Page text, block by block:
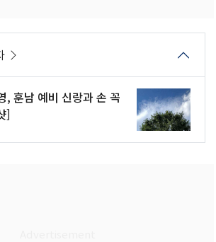
, 훈남 예비 신랑과 손 꼭
]